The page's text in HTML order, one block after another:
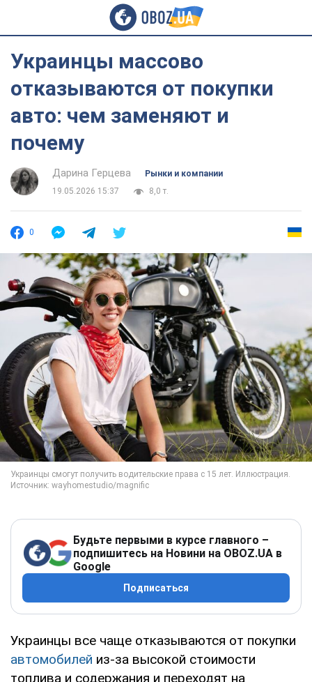
Украинцы массово
отказываются от покупки
авто: чем заменяют и
почему
Дарина Герцева
Рынки и компании
19.05.2026 15:37
8,0 т.
0
Будьте первыми в курсе главного –
подпишитесь на Новини на OBOZ.UA в
Google
Подписаться
Украинцы все чаще отказываются от покупки
автомобилей из-за высокой стоимости
топлива и содержания и переходят на